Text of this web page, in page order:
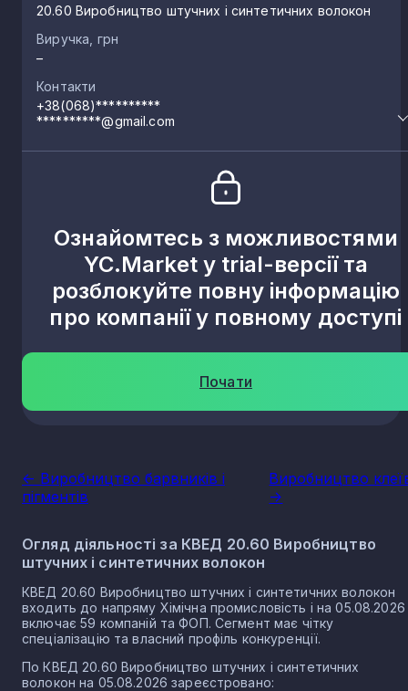
20.60 Виробництво штучних і синтетичних волокон
Виручка, грн
–
Контакти
+38(068)**********
**********@gmail.com
Ознайомтесь з можливостями
YC.Market у trial-версії та
розблокуйте повну інформацію
про компанії у повному доступі
Почати
<- Виробництво барвників і
пігментів
Виробництво
->
Огляд діяльності за КВЕД 20.60 Виробництво
штучних і синтетичних волокон
КВЕД 20.60 Виробництво штучних і синтетичних волокон
входить до напряму Хімічна промисловість і на 05.08.2026
включає 59 компаній та ФОП. Сегмент має чітку
спеціалізацію та власний профіль конкуренції.
По КВЕД 20.60 Виробництво штучних і синтетичних
волокон на 05.08.2026 зареєстровано: